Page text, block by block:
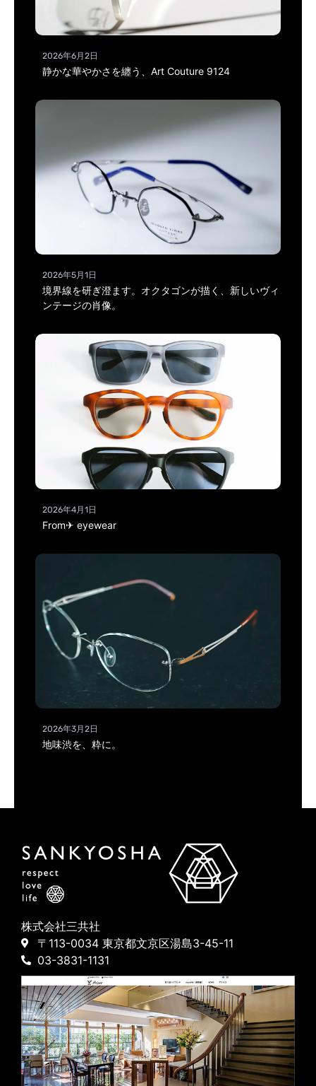
2026年6月2日
静かな華やかさを纏う、Art Couture 9124
2026年5月1日
境界線を研ぎ澄ます。オクタゴンが描く、新しいヴィ
ンテージの肖像。
2026年4月1日
From✈ eyewear
2026年3月2日
地味渋を、粋に。
株式会社三共社
〒113-0034 東京都文京区湯島3-45-11
03-3831-1131